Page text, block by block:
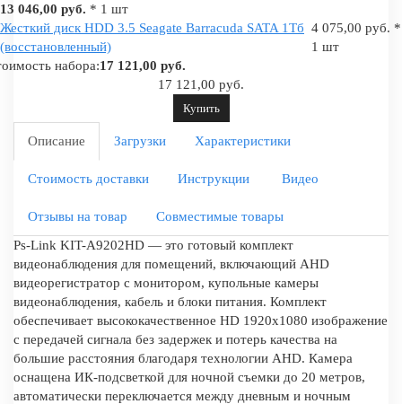
13 046,00 руб. * 1 шт
Жесткий диск HDD 3.5 Seagate Barracuda SATA 1Tб
(восстановленный)
4 075,00 руб. *
1 шт
набора:17 121,00 руб.
17 121,00 руб.
Купить
Описание Загрузки Характеристики
Стоимость доставки Инструкции Видео
Отзывы на товар
Совместимые товары
Ps-Link KIT-A9202HD — это готовый комплект
видеонаблюдения для помещений, включающий AHD
видеорегистратор с монитором, купольные камеры
видеонаблюдения, кабель и блоки питания. Комплект
обеспечивает высококачественное HD 1920x1080 изображение
с передачей сигнала без задержек и потерь качества на
большие расстояния благодаря технологии AHD. Камера
оснащена ИК-подсветкой для ночной съемки до 20 метров,
автоматически переключается между дневным и ночным